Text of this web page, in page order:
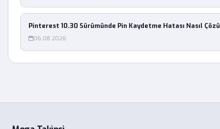
Pinterest 10.30 Sürümünde Pin Kaydetme Hatası Nasıl
06.08.2026